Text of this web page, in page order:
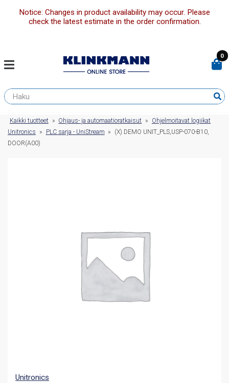
Notice: Changes in product availability may occur. Please
check the latest estimate in the order confirmation.
0
Kaikki tuotteet » Ohjaus- ja automaatioratkaisut »
Ohjelmoitavat logiikat
Unitronics
» PLC sarja - UniStream »
(X) DEMO UNIT_PLS,USP-070-B10,
DOOR(A00)
Unitronics